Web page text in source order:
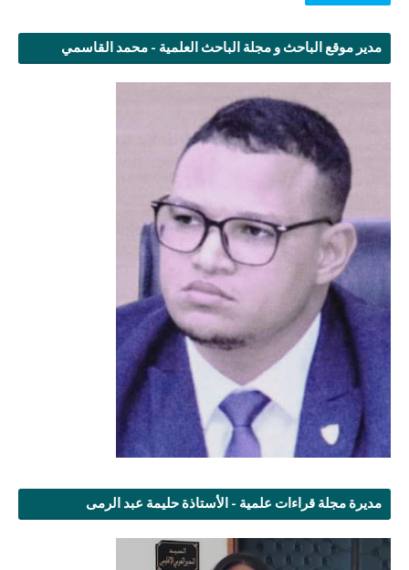
مدير موقع الباحث و مجلة الباحث العلمية - محمد القاسمي
مديرة مجلة قراءات علمية - الأستاذة حليمة عبد الرمى